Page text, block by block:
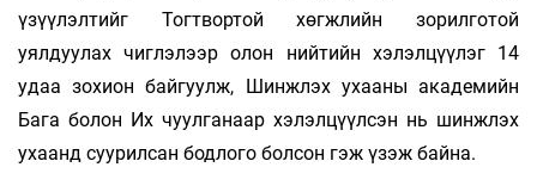
үзүүлэлтийг Тогтвортой хөгжлийн зорилготой
уялдуулах чиглэлээр олон нийтийн хэлэлцүүлэг 14
удаа зохион байгуулж, Шинжлэх ухааны академийн
Бага болон Их чуулганаар хэлэлцүүлсэн нь шинжлэх
ухаанд суурилсан бодлого болсон гэж үзэж байна.